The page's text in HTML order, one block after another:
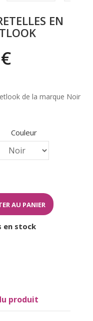
EN
de la marque Noir
Couleur
AU PANIER
en stock
produit